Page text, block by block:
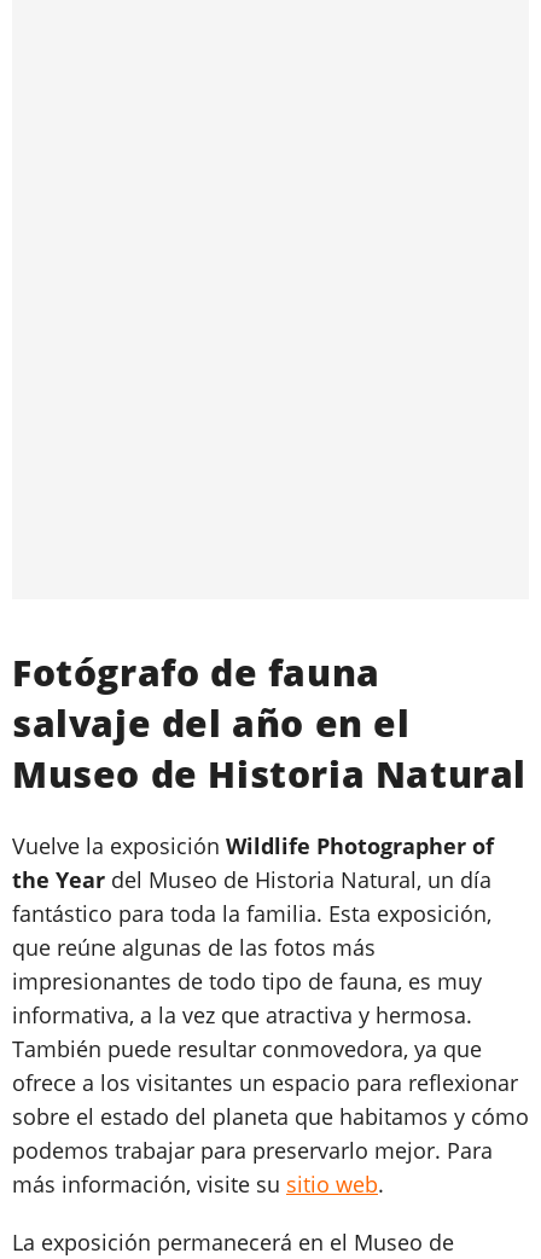
Fotógrafo de fauna
salvaje del año en el
Museo de Historia Natural
Vuelve la exposición Wildlife Photographer of
the Year del Museo de Historia Natural, un día
fantástico para toda la familia. Esta exposición,
que reúne algunas de las fotos más
impresionantes de todo tipo de fauna, es muy
informativa, a la vez que atractiva y hermosa.
También puede resultar conmovedora, ya que
ofrece a los visitantes un espacio para reflexionar
sobre el estado del planeta que habitamos y cómo
podemos trabajar para preservarlo mejor. Para
más información, visite su sitio web.
La exposición permanecerá en el Museo de